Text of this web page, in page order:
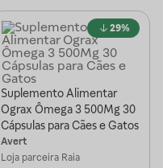
29%
Suplemento Alimentar
Ograx Ômega 3 500Mg 30
Cápsulas para Cães e Gatos
Avert
Loja parceira Raia